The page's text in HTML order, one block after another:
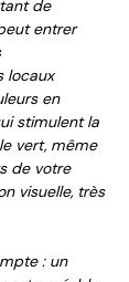
de
entrer
locaux
en
stimulent la
vert, même
de votre
visuelle, très
: un